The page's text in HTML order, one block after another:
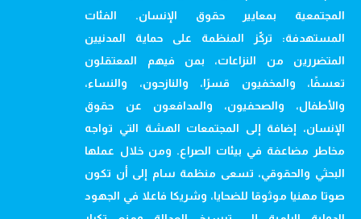
المجتمعية بمعايير حقوق الإنسان. الفئات
المستهدفة: تركّز المنظمة على حماية المدنيين
المتضررين من النزاعات، بمن فيهم المعتقلون
تعسفًا، والمخفيون قسرًا، والنازحون، والنساء،
والأطفال، والصحفيون، والمدافعون عن حقوق
الإنسان، إضافة إلى المجتمعات الهشة التي تواجه
مخاطر مضاعفة في بيئات الصراع. ومن خلال عملها
البحثي والحقوقي، تسعى منظمة سام إلى أن تكون
صوتا مهنيا موثوقا للضحايا، وشريكا فاعلا في الجهود